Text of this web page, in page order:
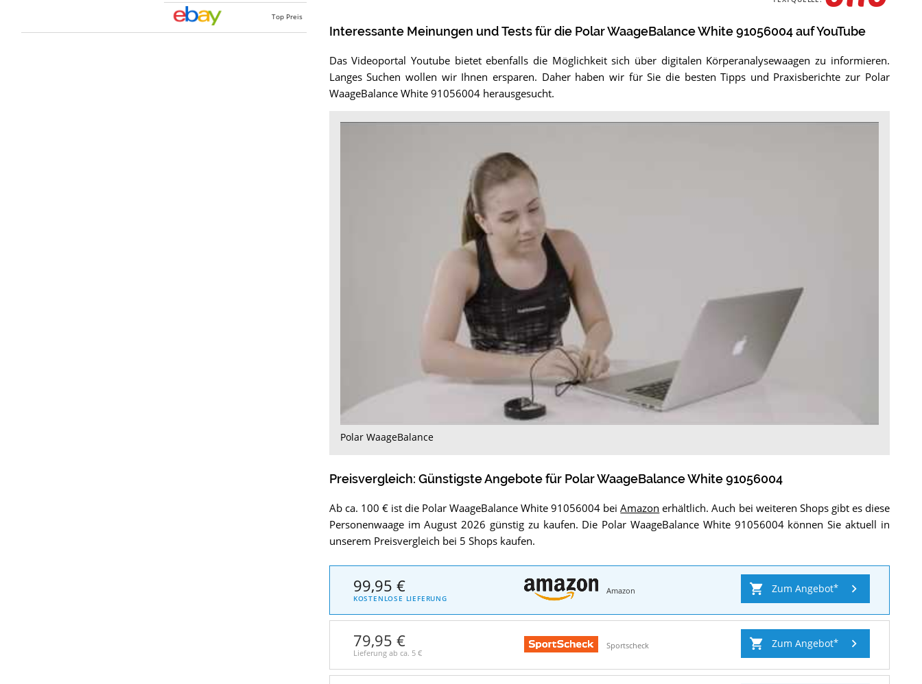
Top Preis
Interessante Meinungen und Tests für die Polar WaageBalance White 91056004 auf YouTube
Das Videoportal Youtube bietet ebenfalls die Möglichkeit sich über digitalen Körperanalysewaagen zu informieren.
Langes Suchen wollen wir Ihnen ersparen. Daher haben wir für Sie die besten Tipps und Praxisberichte zur Polar
WaageBalance White 91056004 herausgesucht.
Polar WaageBalance
Preisvergleich: Günstigste Angebote für Polar WaageBalance White 91056004
Ab ca. 100 € ist die Polar WaageBalance White 91056004 beiAmazon erhältlich. Auch bei weiteren Shops gibt es diese
Personenwaage im August 2026 günstig zu kaufen. Die Polar WaageBalance White 91056004 können Sie aktuell in
unserem Preisvergleich bei 5 Shops kaufen.
99,95 €
KOSTENLOSE LIEFERUNG
Amazon Zum Angebot
79,95 €
Lieferung ab ca. 5 €
Sportscheck Zum Angebot